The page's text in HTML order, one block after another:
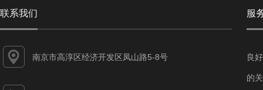
联系我们
南京市高淳区经济开发区凤山路5-8号
服
良
的